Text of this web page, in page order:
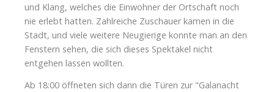
und Klang, welches die Einwohner der Ortschaft noch
nie erlebt hatten. Zahlreiche Zuschauer kamen in die
Stadt, und viele weitere Neugierige konnte man an den
Fenstern sehen, die sich dieses Spektakel nicht
entgehen lassen wollten.
Ab 18:00 öffneten sich dann die Türen zur "Galanacht